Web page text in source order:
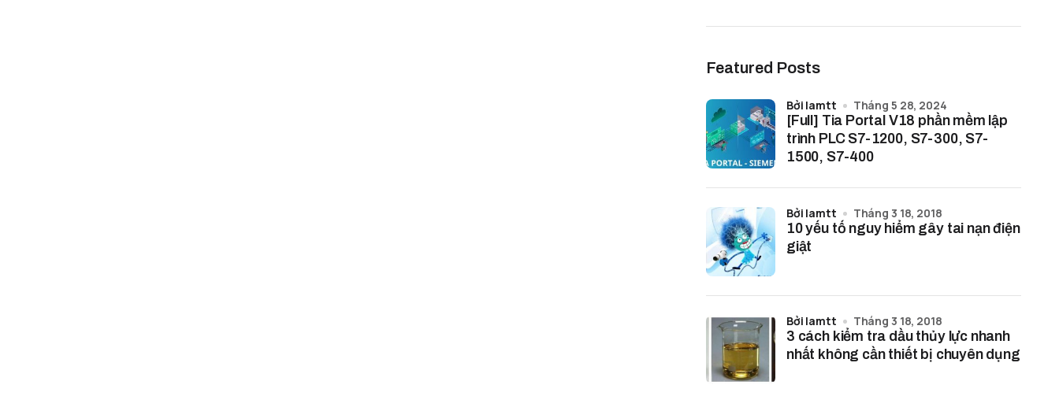
Featured Posts
[Full] Tia Portal V18 phần mềm lập
trình PLC S7-1200, S7-300, S7-
1500, S7-400
bởi lamtt Tháng 5 28, 2024
10 yếu tố nguy hiểm gây tai nạn điện
giật
bởi lamtt Tháng 3 18, 2018
3 cách kiểm tra dầu thủy lực nhanh
nhất không cần thiết bị chuyên dụng
bởi lamtt Tháng 3 18, 2018